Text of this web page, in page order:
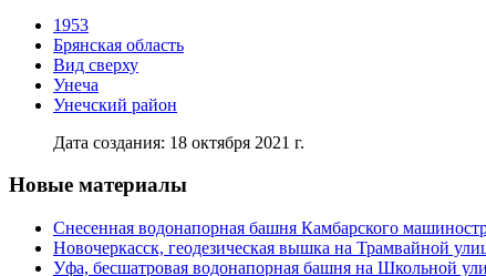
1953
Брянская область
Вид сверху
Унеча
Унечский район
Дата создания: 18 октября 2021 г.
Новые материалы
Снесенная водонапорная башня Камбарского
Новочеркасск, геодезическая вышка на Трамвайной
Уфа, бесшатровая водонапорная башня на Школьной